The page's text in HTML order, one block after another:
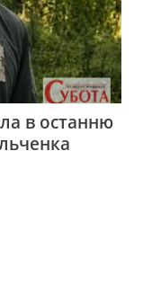
в останню